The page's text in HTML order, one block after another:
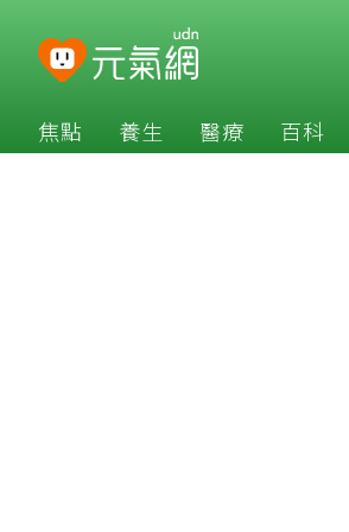
焦點 養生 醫療 百科